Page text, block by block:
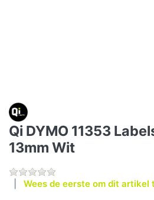
Qi DYMO 11353
13mm Wit
Wees de eerste om dit artikel